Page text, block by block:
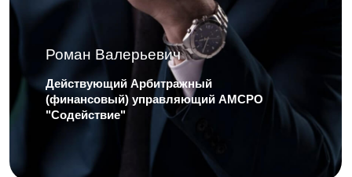
Свобода от долгов с
момента подписания
договора